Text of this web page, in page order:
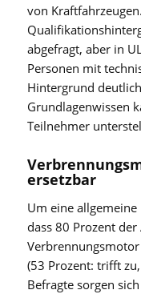
von
abgefragt, aber in
Personen mit
Hintergrund
Grundlagenwissen
Teilnehmer
ersetzbar
Um eine allgemeine
dass 80 Prozent
(53 Prozent: trifft
Befragte sorgen